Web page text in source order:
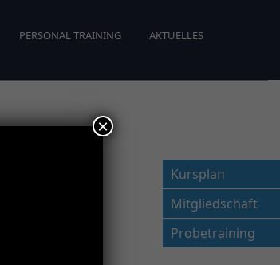
Kursplan
Mitgliedschaft
Probetraining
PERSONAL TRAINING AKTUELLES
×